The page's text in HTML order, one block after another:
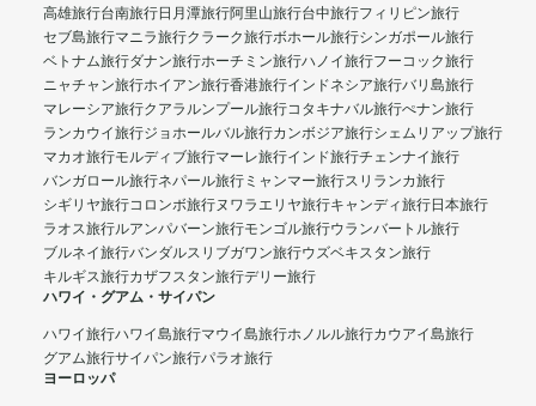
高雄旅行台南旅行日月潭旅行阿里山旅行台中旅行フィリピン旅行
セブ島旅行マニラ旅行クラーク旅行ボホール旅行シンガポール旅行
ベトナム旅行ダナン旅行ホーチミン旅行ハノイ旅行フーコック旅行
ニャチャン旅行ホイアン旅行香港旅行インドネシア旅行バリ島旅行
マレーシア旅行クアラルンプール旅行コタキナバル旅行ぺナン旅行
ランカウイ旅行ジョホールバル旅行カンボジア旅行シェムリアップ旅行
マカオ旅行モルディブ旅行マーレ旅行インド旅行チェンナイ旅行
バンガロール旅行ネパール旅行 ミャンマー旅行スリランカ旅行
シギリヤ旅行コロンボ旅行ヌワラエリヤ旅行キャンディ旅行日本旅行
ラオス旅行ルアンパバーン旅行モンゴル旅行ウランバートル旅行
ブルネイ旅行バンダルスリブガワン旅行ウズベキスタン旅行
キルギス旅行カザフスタン旅行デリー旅行
ハワイ・グアム・サイパン
ハワイ旅行ハワイ島旅行マウイ島旅行ホノルル旅行カウアイ島旅行
グアム旅行サイパン旅行パラオ旅行
ヨーロッパ